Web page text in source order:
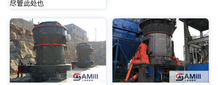
尽管此处也